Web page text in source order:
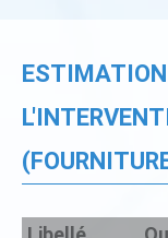
ESTIMATION